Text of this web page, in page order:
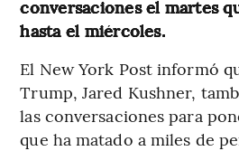
conversaciones el martes
hasta el miércoles.
El New York Post informó
Trump, Jared Kushner,
las conversaciones para
que ha matado a miles de